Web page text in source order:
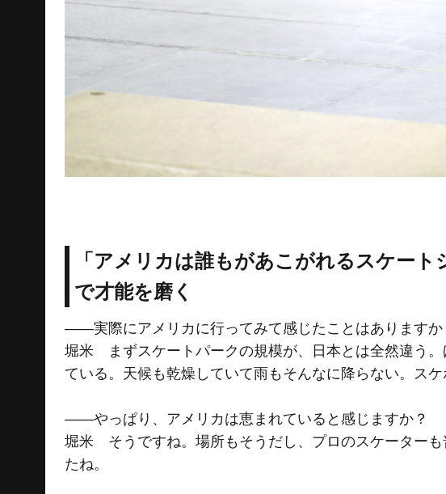
「アメリカは誰もがあこがれるスケー
で才能を磨く
――実際にアメリカに行ってみて感じたことはありますか
堀米 まずスケートパークの規模が、日本とは全然違う
ている。天候も乾燥していて雨もそんなに降らない。ス
――やっぱり、アメリカは恵まれていると感じますか？
堀米 そうですね。場所もそうだし、プロのスケーター
たね。